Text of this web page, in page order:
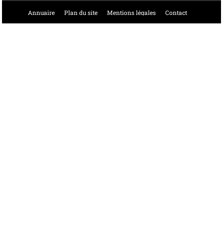
Annuaire Plan du site Mentions légales Contact